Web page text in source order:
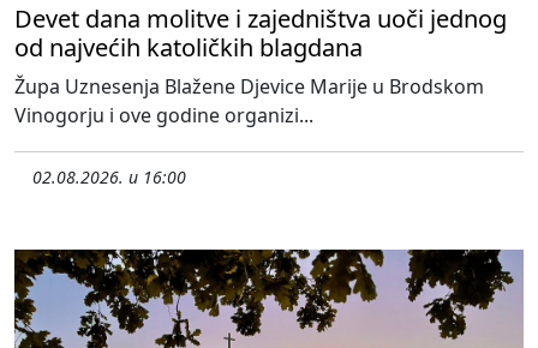
Devet dana molitve i zajedništva uoči jednog
od najvećih katoličkih blagdana
Župa Uznesenja Blažene Djevice Marije u Brodskom
Vinogorju i ove godine organizi...
02.08.2026. u 16:00